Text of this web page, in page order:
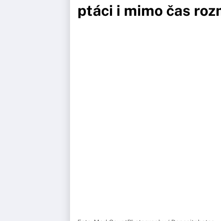
ptáci i mimo čas